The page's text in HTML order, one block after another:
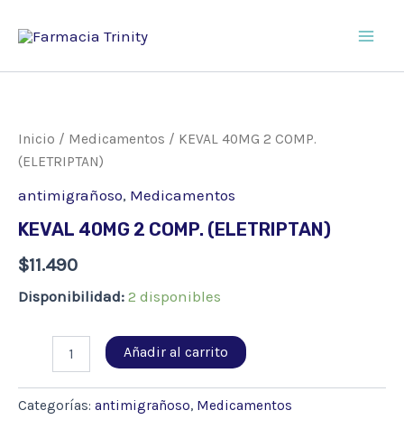
Inicio / Medicamentos / KEVAL 40MG 2 COMP.
(ELETRIPTAN)
antimigrañoso, Medicamentos
KEVAL 40MG 2 COMP. (ELETRIPTAN)
$11.490
Disponibilidad: 2 disponibles
COMP.
(ELETRIPTAN)
Añadir al carrito
Categorías: antimigrañoso, Medicamentos